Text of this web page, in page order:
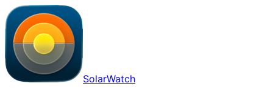
SolarWatch